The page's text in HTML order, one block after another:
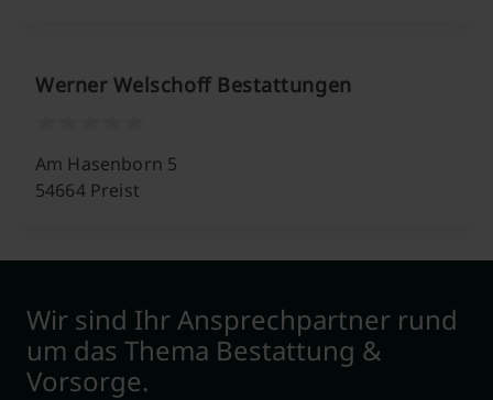
Werner Welschoff Bestattungen
Am Hasenborn 5
54664 Preist
Wir sind Ihr Ansprechpartner rund
um das Thema Bestattung &
Vorsorge.